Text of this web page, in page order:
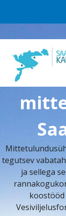
tegutsev
ja sellega
koostööd